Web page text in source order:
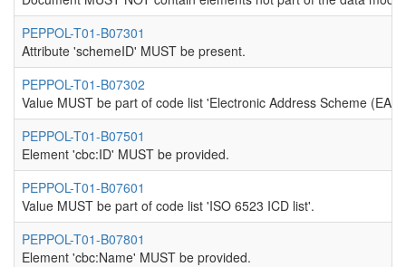
PEPPOL-T01-B07301
Attribute 'schemeID' MUST be present.
PEPPOL-T01-B07302
Value MUST be part of code list 'Electronic Address Scheme
PEPPOL-T01-B07501
Element 'cbc:ID' MUST be provided.
PEPPOL-T01-B07601
Value MUST be part of code list 'ISO 6523 ICD list'.
PEPPOL-T01-B07801
Element 'cbc:Name' MUST be provided.